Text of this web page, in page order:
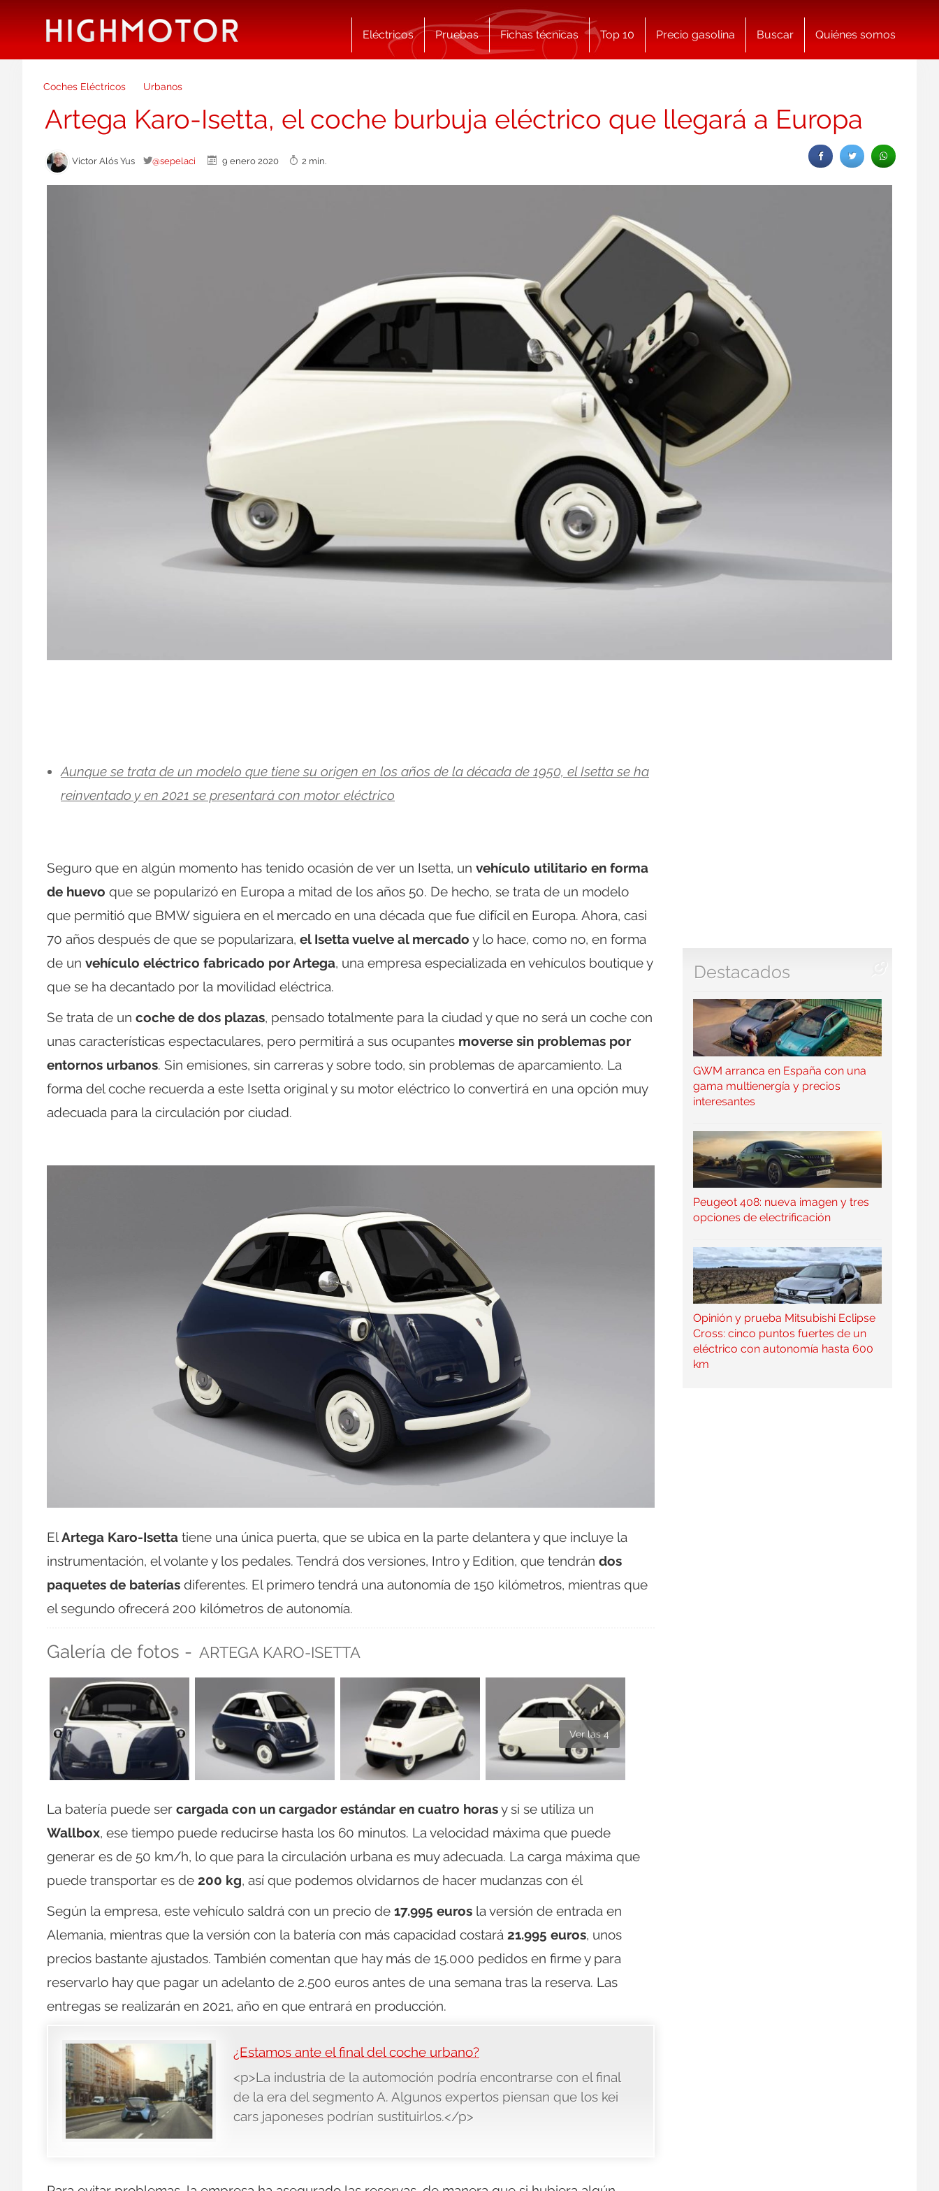
Eléctricos Pruebas Fichas técnicas Top 10 Precio gasolina Buscar Quiénes somos
Coches Eléctricos Urbanos
Artega Karo-Isetta, el coche burbuja eléctrico que llegará a Europa
Victor Alós Yus @sepelaci 9 enero 2020 2 min.
Aunque se trata de un modelo que tiene su origen en los años de la década de 1950, el Isetta se ha
reinventado y en 2021 se presentará con motor eléctrico
Seguro que en algún momento has tenido ocasión de ver un Isetta, un vehículo utilitario en forma
de huevo que se popularizó en Europa a mitad de los años 50. De hecho, se trata de un modelo
que permitió que BMW siguiera en el mercado en una década que fue difícil en Europa. Ahora, casi
70 años después de que se popularizara, el Isetta vuelve al mercado y lo hace, como no, en forma
de un vehículo eléctrico fabricado por Artega, una empresa especializada en vehículos boutique y
que se ha decantado por la movilidad eléctrica.
Se trata de un coche de dos plazas, pensado totalmente para la ciudad y que no será un coche con
unas características espectaculares, pero permitirá a sus ocupantes moverse sin problemas por
entornos urbanos. Sin emisiones, sin carreras y sobre todo, sin problemas de aparcamiento. La
forma del coche recuerda a este Isetta original y su motor eléctrico lo convertirá en una opción muy
adecuada para la circulación por ciudad.
ElArtega Karo-Isetta tiene una única puerta, que se ubica en la parte delantera y que incluye la
instrumentación, el volante y los pedales. Tendrá dos versiones, Intro y Edition, que tendrán dos
paquetes de baterías diferentes. El primero tendrá una autonomía de 150 kilómetros, mientras que
el segundo ofrecerá 200 kilómetros de autonomía.
Galería de fotos - ARTEGA KARO-ISETTA
Ver las 4
La batería puede ser cargada con un cargador estándar en cuatro horasy si se utiliza un
Wallbox, ese tiempo puede reducirse hasta los 60 minutos. La velocidad máxima que puede
generar es de 50 km/h, lo que para la circulación urbana es muy adecuada. La carga máxima que
puede transportar es de 200 kg, así que podemos olvidarnos de hacer mudanzas con él
Según la empresa, este vehículo saldrá con un precio de 17.995 euros la versión de entrada en
Alemania, mientras que la versión con la batería con más capacidad costará 21.995 euros, unos
precios bastante ajustados. También comentan que hay más de 15.000 pedidos en firme y para
reservarlo hay que pagar un adelanto de 2.500 euros antes de una semana tras la reserva. Las
entregas se realizarán en 2021, año en que entrará en producción.
¿Estamos ante el final del coche urbano?
<p>La industria de la automoción podría encontrarse con el final
de la era del segmento A. Algunos expertos piensan que los kei
cars japoneses podrían sustituirlos.</p>
Destacados
GWM arranca en España con una
gama multienergía y precios
interesantes
Peugeot 408: nueva imagen y tres
opciones de electrificación
Opinión y prueba Mitsubishi Eclipse
Cross: cinco puntos fuertes de un
eléctrico con autonomía hasta 600
km